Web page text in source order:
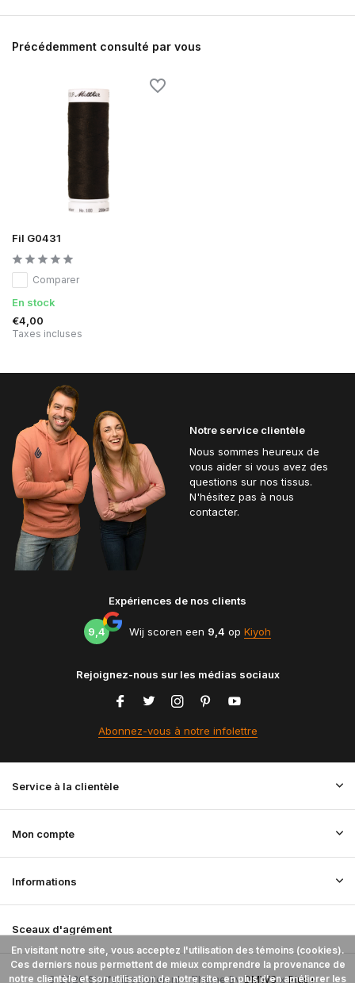
Précédemment consulté par vous
Fil G0431
Comparer
En stock
€4,00
Taxes incluses
Notre service clientèle
Nous sommes heureux de
vous aider si vous avez des
questions sur nos tissus.
N'hésitez pas à nous
contacter.
Expériences de nos clients
9,4 Wij scoren een 9,4 op Kiyoh
Rejoignez-nous sur les médias sociaux
Abonnez-vous à notre infolettre
Service à la clientèle
Mon compte
Informations
Sceaux d'agrément
© 2026 StoffenBestellen.nl - Theme ByDMWSxPlus+
En visitant notre site, vous acceptez l'utilisation des témoins (cookies).
Ces derniers nous permettent de mieux comprendre la provenance de
notre clientèle et son utilisation de notre site, en plus d'en améliorer les